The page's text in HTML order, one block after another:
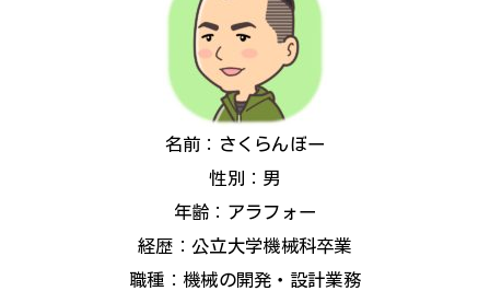
名前：さくらんぼー
性別：男
年齢：アラフォー
経歴：公立大学機械科卒業
職種：機械の開発・設計業務